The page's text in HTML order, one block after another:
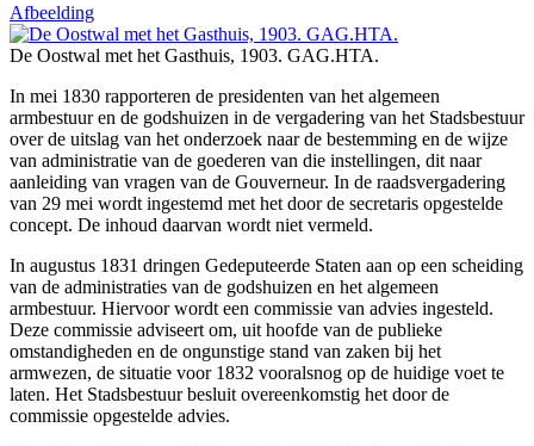
Afbeelding
De Oostwal met het Gasthuis, 1903. GAG.HTA.
In mei 1830 rapporteren de presidenten van het algemeen
armbestuur en de godshuizen in de vergadering van het Stadsbestuur
over de uitslag van het onderzoek naar de bestemming en de wijze
van administratie van de goederen van die instellingen, dit naar
aanleiding van vragen van de Gouverneur. In de raadsvergadering
van 29 mei wordt ingestemd met het door de secretaris opgestelde
concept. De inhoud daarvan wordt niet vermeld.
In augustus 1831 dringen Gedeputeerde Staten aan op een scheiding
van de administraties van de godshuizen en het algemeen
armbestuur. Hiervoor wordt een commissie van advies ingesteld.
Deze commissie adviseert om, uit hoofde van de publieke
omstandigheden en de ongunstige stand van zaken bij het
armwezen, de situatie voor 1832 vooralsnog op de huidige voet te
laten. Het Stadsbestuur besluit overeenkomstig het door de
commissie opgestelde advies.